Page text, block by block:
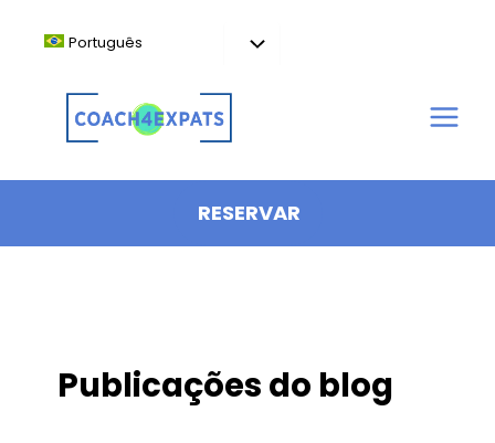
conteúdo
Português
RESERVAR
Publicações do blog